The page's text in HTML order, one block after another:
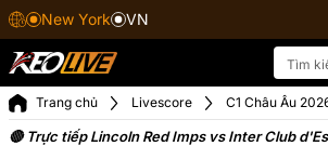
New York VN
Trang chủ Livescore C1 Châu Âu
🔴 Trực tiếp Lincoln Red Imps vs Inter Club